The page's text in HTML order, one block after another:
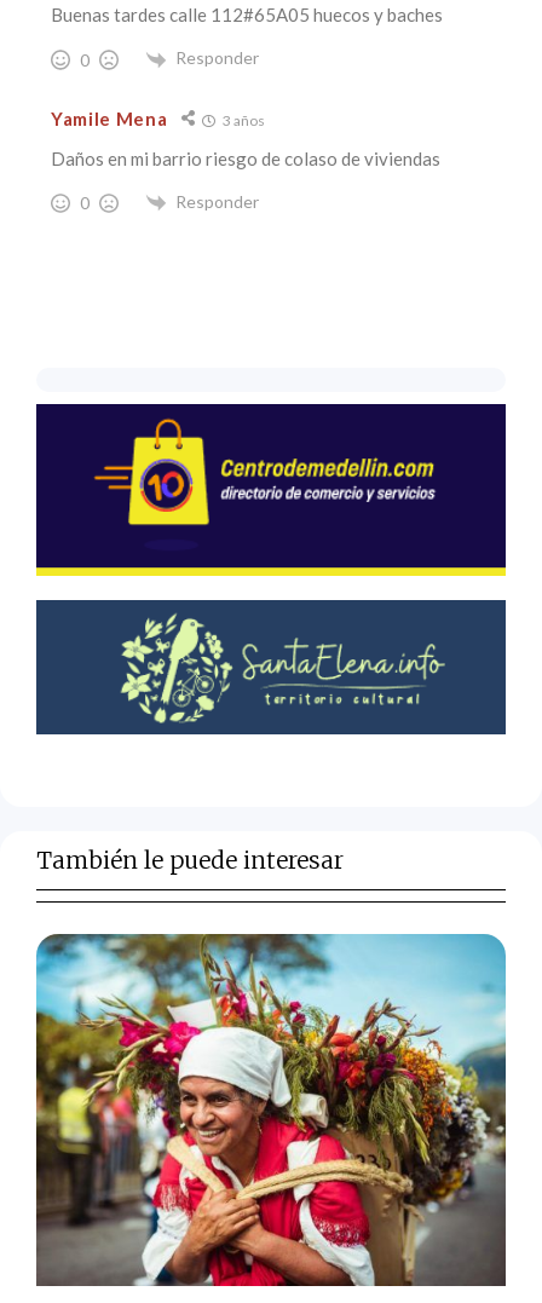
Buenas tardes calle 112#65A05 huecos y baches
0 Responder
Yamile Mena 3 años
Daños en mi barrio riesgo de colaso de viviendas
0 Responder
También le puede interesar